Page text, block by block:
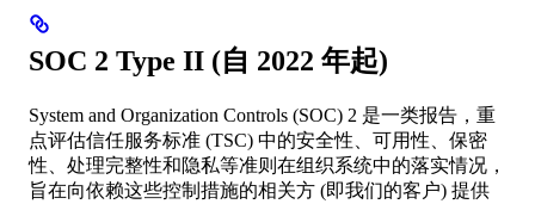
SOC 2 Type II (自 2022 年起)
System and Organization Controls (SOC) 2 是一类报告，重
点评估信任服务标准 (TSC) 中的安全性、可用性、保密
性、处理完整性和隐私等准则在组织系统中的落实情况，
旨在向依赖这些控制措施的相关方 (即我们的客户) 提供